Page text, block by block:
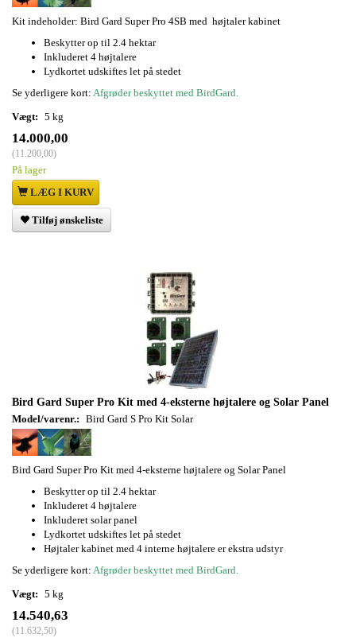
Kit indeholder: Bird Gard Super Pro 4SB med højtaler kabinet
Beskytter op til 2.4 hektar
Inkluderet 4 højtalere
Lydkortet udskiftes let på stedet
Se yderligere kort: Afgrøder beskyttet med BirdGard.
Vægt: 5 kg
14.000,00
(11.200,00)
På lager
LÆG I KURV
Tilføj ønskeliste
Bird Gard Super Pro Kit med 4-eksterne højtalere og Solar Panel
Model/varenr.: Bird Gard S Pro Kit Solar
Bird Gard Super Pro Kit med 4-eksterne højtalere og Solar Panel
Beskytter op til 2.4 hektar
Inkluderet 4 højtalere
Inkluderet solar panel
Lydkortet udskiftes let på stedet
Højtaler kabinet med 4 interne højtalere er ekstra udstyr
Se yderligere kort: Afgrøder beskyttet med BirdGard.
Vægt: 5 kg
14.540,63
(11.632,50)